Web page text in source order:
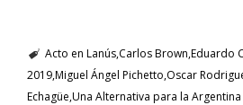
Acto en LanúsCarlos Brown Eduardo
2019Miguel Ángel Pichetto Oscar
Echagüe Una Alternativa para la Argentina